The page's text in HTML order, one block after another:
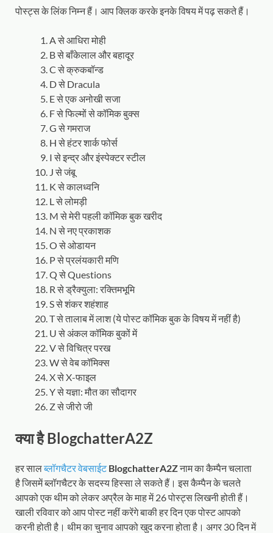
पोस्ट्स के लिंक निम्न हैं। आप क्लिक करके इनके विषय में पढ़ सकते हैं।
A से आधिरा मोही
B से बाँकेलाल और बहादूर
C से क्रुकबॉन्ड
D से Dracula
E से एक अनोखी सजा
F से फिल्मों से कॉमिक बुक्स
G से गमराज
H से हंटर शार्क फोर्स
I से इन्द्र और इंस्पेक्टर स्टील
J से जंबू
K से कालध्वनि
L से लोमड़ी
M से मेरी पहली कॉमिक बुक खरीद
N से नए प्रकाशक
O से ओडायन
P से प्रलंयकारी मणि
Q से Questions
R से ड्रैक्युला: रक्तिमभूमि
S से शंकर शहंशाह
T से तालाब में लाश (ये पोस्ट कॉमिक बुक के विषय में नहीं है)
U से अंकल कॉमिक बुकों में
V से विचित्र परख
W से वेब कॉमिक्स
X से X-फाइल
Y से यज्ञा: मौत का सौदागर
Z से जीरो जी
क्या है BlogchatterA2Z
हर सालब्लॉगचैटर वेबसाईटBlogchatterA2Zनाम का कैम्पैन चलाता
है जिसमें ब्लॉगचैटर के सदस्य हिस्सा ले सकते हैं। इस कैम्पैन के चलते
आपको एक थीम को लेकर अप्रैल के माह में 26 पोस्ट्स लिखनी होती हैं।
खाली रविवार को आप पोस्ट नहीं करेंगे बाकी हर दिन एक पोस्ट आपको
करनी होती है। थीम का चुनाव आपको खुद करना होता है। अगर 30 दिन में